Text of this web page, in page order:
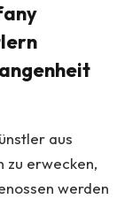
aus
zu erwecken,
werden